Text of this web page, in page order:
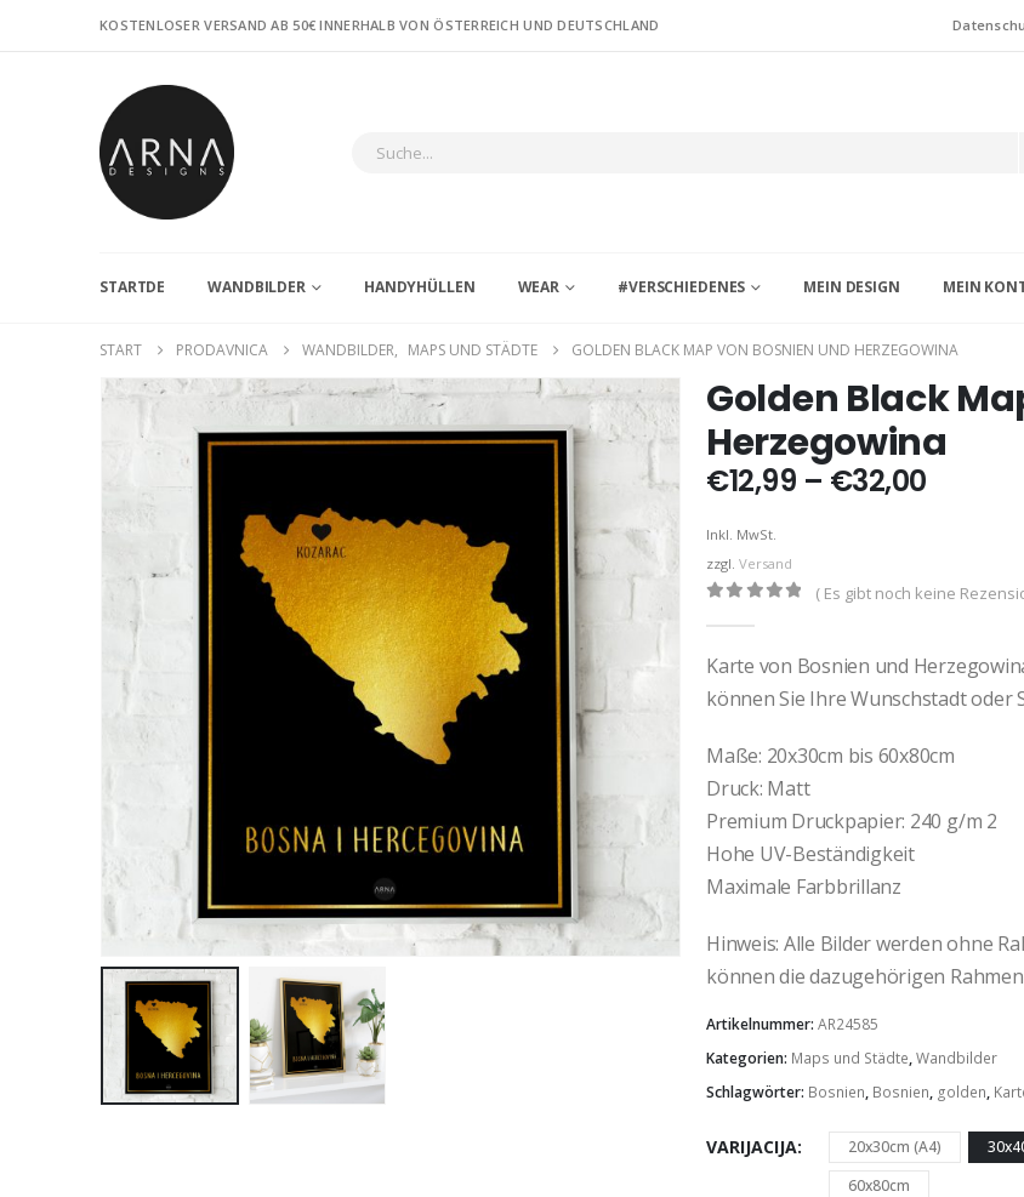
KOSTENLOSER VERSAND AB 50€ INNERHALB VON ÖSTERREICH UND DEUTSCHLAND
STARTDE WANDBILDER HANDYHÜLLEN WEAR #VERSCHIEDENES MEIN DESIGN MEIN
START PRODAVNICA WANDBILDER, MAPS UND STÄDTE GOLDEN BLACK MAP VON BOSNIEN UND HERZEGOWINA
Golden Black
Herzegowina
€12,99 – €32,00
Inkl. MwSt.
zzgl. Versand
( Es gibt noch keine
Karte von Bosnien und
können Sie Ihre Wunschstadt oder
Maße: 20x30cm bis 60x80cm
Druck: Matt
Premium Druckpapier: 240 g/m 2
Hohe UV-Beständigkeit
Maximale Farbbrillanz
Hinweis: Alle Bilder werden ohne
können die dazugehörigen
Artikelnummer: AR24585
Kategorien: Maps und Städte,Wandbilder
Schlagwörter: Bosnien, Bosnien, golden,
VARIJACIJA 20x30cm (A4)
60x80cm